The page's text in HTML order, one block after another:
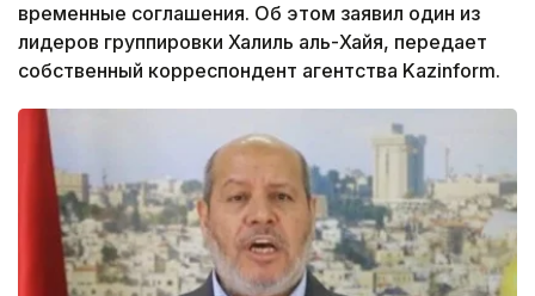
временные соглашения. Об этом заявил один из
лидеров группировки Халиль аль-Хайя, передает
собственный корреспондент агентства Kazinform.